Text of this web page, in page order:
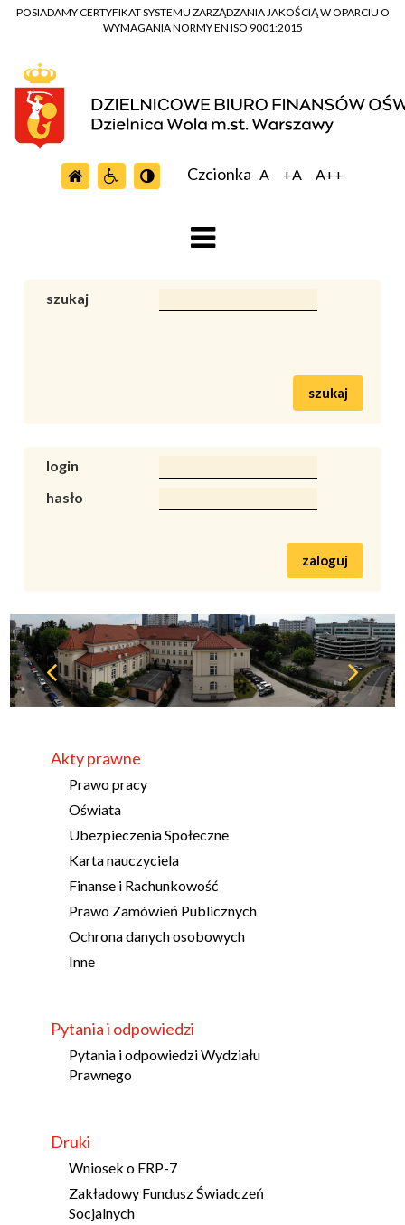
POSIADAMY CERTYFIKAT SYSTEMU ZARZĄDZANIA JAKOŚCIĄ W OPARCIU O
WYMAGANIA NORMY EN ISO 9001:2015
Czcionka A +A A++
szukaj
szukaj
login
hasło
zaloguj
Akty prawne
Prawo pracy
Oświata
Ubezpieczenia Społeczne
Karta nauczyciela
Finanse i Rachunkowość
Prawo Zamówień Publicznych
Ochrona danych osobowych
Inne
Pytania i odpowiedzi
Pytania i odpowiedzi Wydziału
Prawnego
Druki
Wniosek o ERP-7
Zakładowy Fundusz Świadczeń
Socjalnych